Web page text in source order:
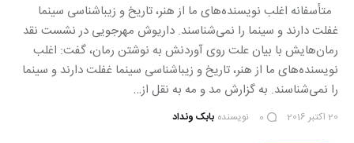
متأسفانه اغلب نویسنده‌های ما از هنر، تاریخ و زیباشناسی سینما
غفلت دارند و سینما را نمی‌شناسند. داریوش مهرجویی در نشست نقد
رمان‌هایش با بیان علت روی آوردنش به نوشتن رمان، گفت: اغلب
نویسنده‌های ما از هنر، تاریخ و زیباشناسی سینما غفلت دارند و سینما
را نمی‌شناسند. به گزارش مد و مه به نقل از…
20 اکتبر 2016 0 نویسنده بابک ونداد